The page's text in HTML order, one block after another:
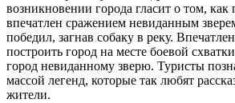
возникновении города гласит о том,
впечатлен сражением невиданным
победил, загнав собаку в реку.
построить город на месте боевой
город невиданному зверю. Туристы
массой легенд, которые так любят
жители.